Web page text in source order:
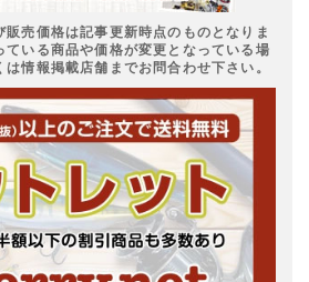
売価格は記事更新時点のものとなりま
ている商品や価格が変更となっている場
情報掲載店舗までお問合わせ下さい。